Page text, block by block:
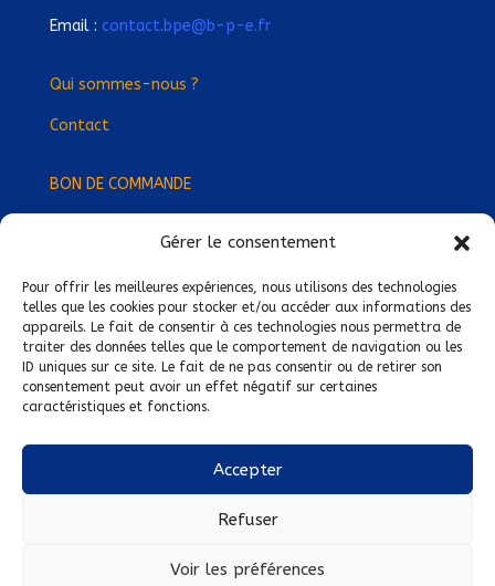
Gérer le consentement
Pour offrir les meilleures expériences, nous utilisons des technologies
telles que les cookies pour stocker et/ou accéder aux informations des
appareils. Le fait de consentir à ces technologies nous permettra de
traiter des données telles que le comportement de navigation ou les
ID uniques sur ce site. Le fait de ne pas consentir ou de retirer son
consentement peut avoir un effet négatif sur certaines
caractéristiques et fonctions.
Accepter
Refuser
Voir les préférences
Email : contact.bpe@b-p-e.fr
Qui sommes-nous ?
Contact
BON DE COMMANDE
Devenez Délégué·e Régional·e !
Trouvez-nous près de chez vous !
Mentions légales
Conditions générales de vente
Politique de confidentialité